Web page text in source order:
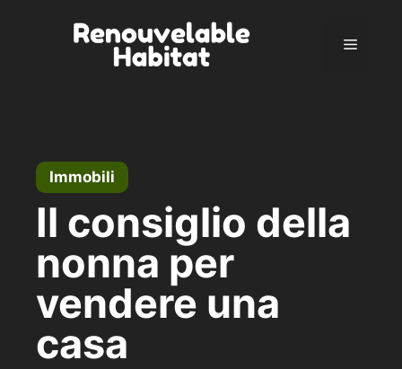
Menu
Immobili
Il consiglio della
nonna per
vendere una
casa